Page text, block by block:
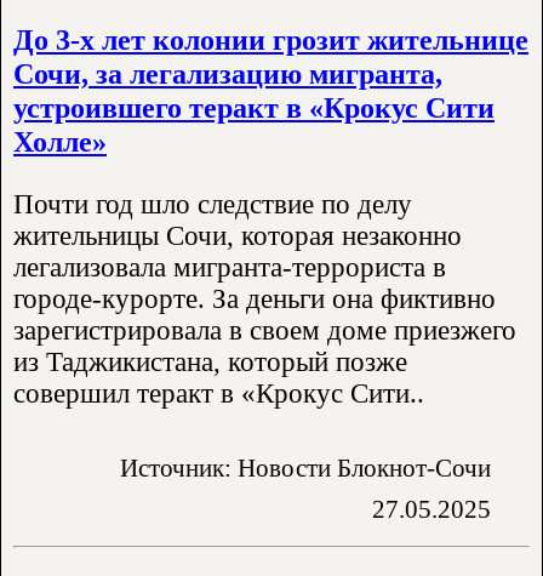
До 3-х лет колонии грозит жительнице
Сочи, за легализацию мигранта,
устроившего теракт в «Крокус Сити
Холле»
Почти год шло следствие по делу
жительницы Сочи, которая незаконно
легализовала мигранта-террориста в
городе-курорте. За деньги она фиктивно
зарегистрировала в своем доме приезжего
из Таджикистана, который позже
совершил теракт в «Крокус Сити..
Источник: Новости Блокнот-Сочи
27.05.2025